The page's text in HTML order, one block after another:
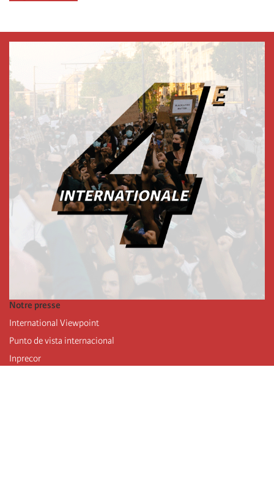
Notre presse
International Viewpoint
Punto de vista internacional
Inprecor